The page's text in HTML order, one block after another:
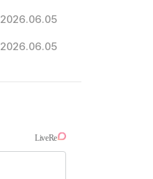
2026.06.05
2026.06.05